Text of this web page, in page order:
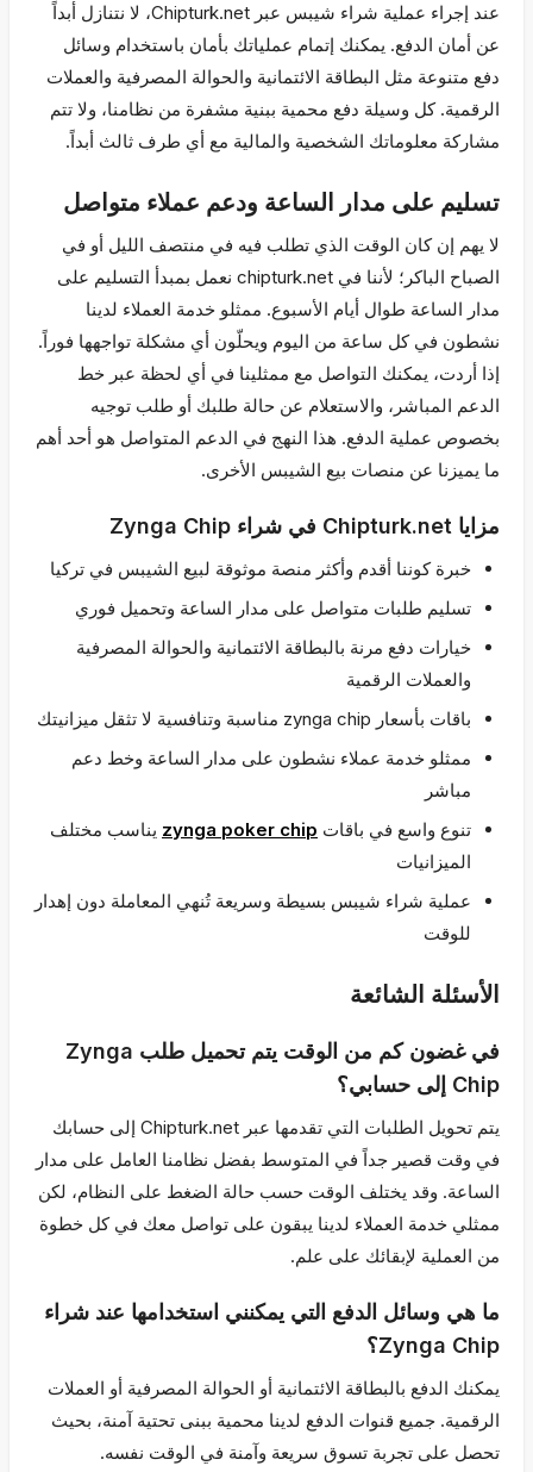
عند إجراء عملية شراء شيبس عبر Chipturk.net، لا نتنازل أبداً
عن أمان الدفع. يمكنك إتمام عملياتك بأمان باستخدام وسائل
دفع متنوعة مثل البطاقة الائتمانية والحوالة المصرفية والعملات
الرقمية. كل وسيلة دفع محمية ببنية مشفرة من نظامنا، ولا تتم
مشاركة معلوماتك الشخصية والمالية مع أي طرف ثالث أبداً.
تسليم على مدار الساعة ودعم عملاء متواصل
لا يهم إن كان الوقت الذي تطلب فيه في منتصف الليل أو في
الصباح الباكر؛ لأننا في chipturk.net نعمل بمبدأ التسليم على
مدار الساعة طوال أيام الأسبوع. ممثلو خدمة العملاء لدينا
نشطون في كل ساعة من اليوم ويحلّون أي مشكلة تواجهها فوراً.
إذا أردت، يمكنك التواصل مع ممثلينا في أي لحظة عبر خط
الدعم المباشر، والاستعلام عن حالة طلبك أو طلب توجيه
بخصوص عملية الدفع. هذا النهج في الدعم المتواصل هو أحد أهم
ما يميزنا عن منصات بيع الشيبس الأخرى.
مزايا Chipturk.net في شراء Zynga Chip
خبرة كوننا أقدم وأكثر منصة موثوقة لبيع الشيبس في تركيا
تسليم طلبات متواصل على مدار الساعة وتحميل فوري
خيارات دفع مرنة بالبطاقة الائتمانية والحوالة المصرفية
والعملات الرقمية
باقات بأسعار zynga chip مناسبة وتنافسية لا تثقل ميزانيتك
ممثلو خدمة عملاء نشطون على مدار الساعة وخط دعم
مباشر
تنوع واسع في باقات zynga poker chip يناسب مختلف
الميزانيات
عملية شراء شيبس بسيطة وسريعة تُنهي المعاملة دون إهدار
للوقت
الأسئلة الشائعة
في غضون كم من الوقت يتم تحميل طلب Zynga
Chip إلى حسابي؟
يتم تحويل الطلبات التي تقدمها عبر Chipturk.net إلى حسابك
في وقت قصير جداً في المتوسط بفضل نظامنا العامل على مدار
الساعة. وقد يختلف الوقت حسب حالة الضغط على النظام، لكن
ممثلي خدمة العملاء لدينا يبقون على تواصل معك في كل خطوة
من العملية لإبقائك على علم.
ما هي وسائل الدفع التي يمكنني استخدامها عند شراء
Zynga Chip؟
يمكنك الدفع بالبطاقة الائتمانية أو الحوالة المصرفية أو العملات
الرقمية. جميع قنوات الدفع لدينا محمية ببنى تحتية آمنة، بحيث
تحصل على تجربة تسوق سريعة وآمنة في الوقت نفسه.